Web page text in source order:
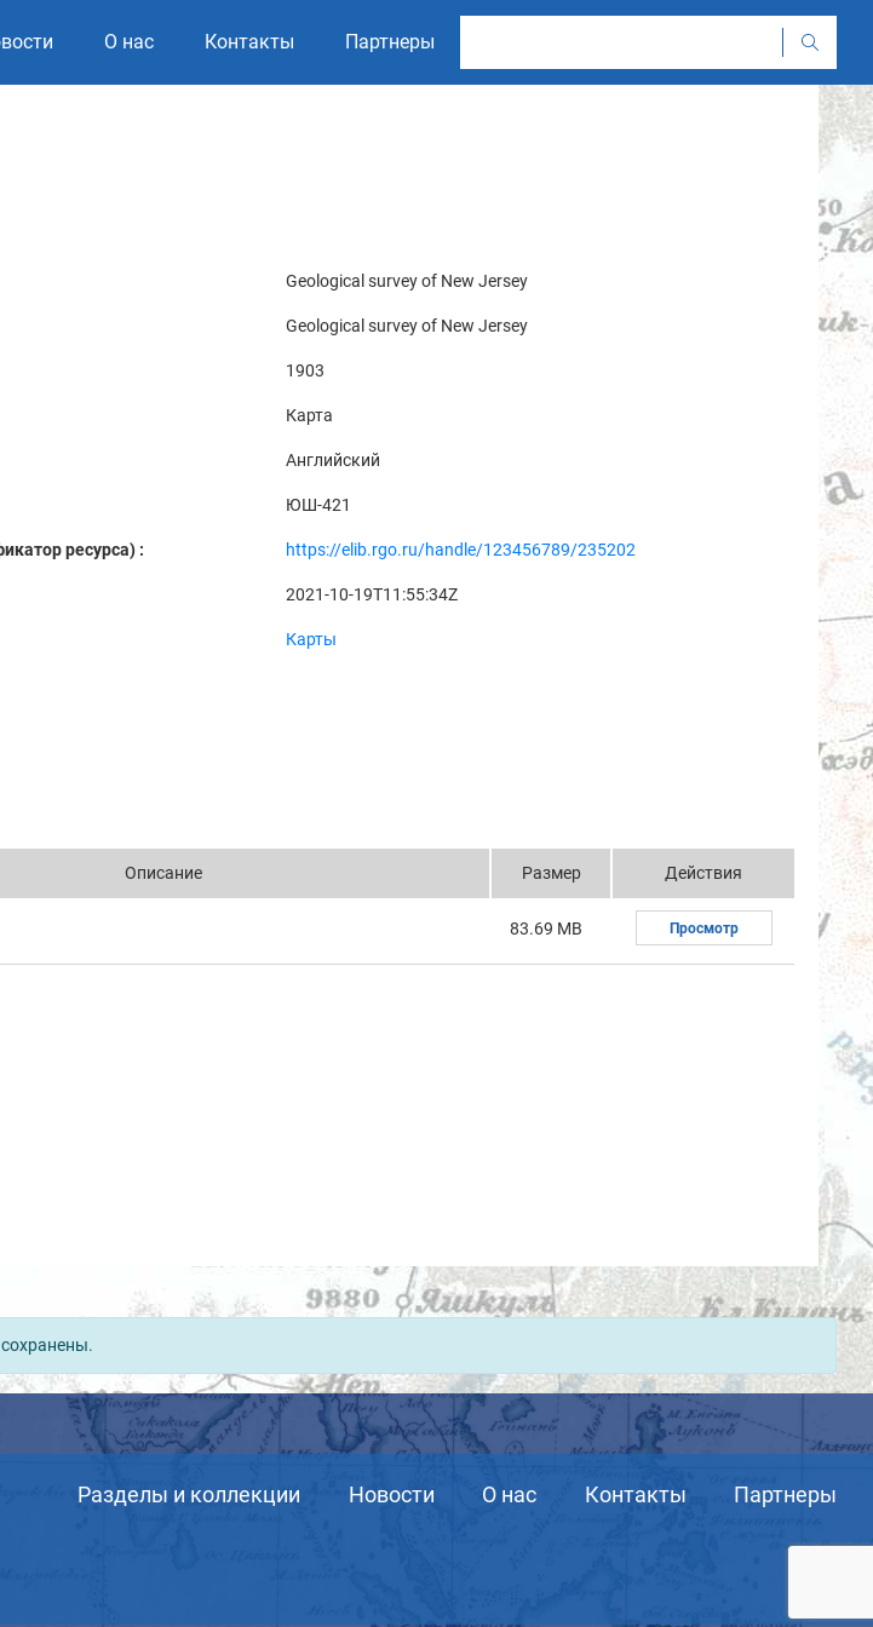
О нас Контакты Партнеры
Geological survey of New Jersey
Geological survey of New Jersey
1903
Карта
Английский
ЮШ-421
ресурса) : https://elib.rgo.ru/handle/123456789/235202
2021-10-19T11:55:34Z
Карты
Описание Размер Действия
83.69 MB Просмотр
Разделы и коллекции Новости О нас Контакты Партнеры